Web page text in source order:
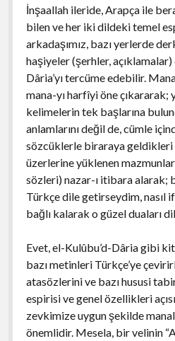
İnşaallah ileride, Arapça ile
bilen ve her iki dildeki temel
arkadaşımız, bazı yerlerde
haşiyeler (şerhler,
Dâria’yı tercüme edebilir.
mana-yı harfîyi öne çıkararak;
kelimelerin tek başlarına
anlamlarını değil de, cümle
sözcüklerle biraraya geldikleri
üzerlerine yüklenen
sözleri) nazar-ı itibara alarak;
Türkçe dile getirseydim, nasıl
bağlı kalarak o güzel duaları
Evet, el-Kulûbu’d-Dâria gibi
bazı metinleri Türkçe’ye
atasözlerini ve bazı hususi
espirisi ve genel özellikleri
zevkimize uygun şekilde
önemlidir. Mesela, bir velinin